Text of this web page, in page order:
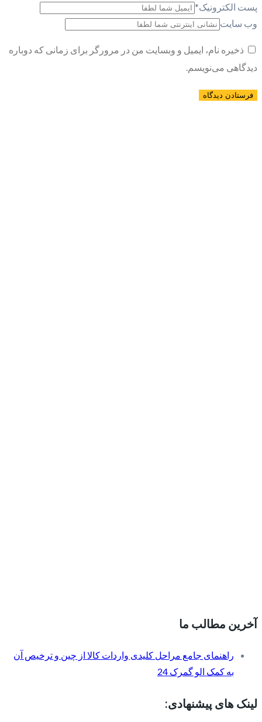
پست الکترونیک*
وب سایت
ذخیره نام، ایمیل و وبسایت من در مرورگر برای زمانی که دوباره
دیدگاهی می‌نویسم.
آخرین مطالب ما
راهنمای جامع مراحل کلیدی واردات کالا از چین و ترخیص آن
به کمک الو گمرک 24
لینک های پیشنهادی: